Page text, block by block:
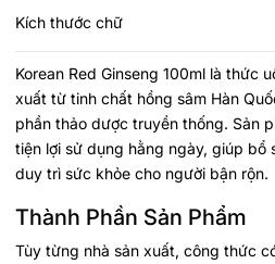
Kích thước chữ
Korean Red Ginseng 100ml là thức
xuất từ tinh chất hồng sâm Hàn
phần thảo dược truyền thống. Sản
tiện lợi sử dụng hằng ngày, giúp bổ
duy trì sức khỏe cho người bận rộn.
Thành Phần Sản Phẩm
Tùy từng nhà sản xuất, công thức